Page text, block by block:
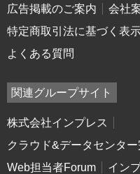
広告掲載のご案内
会社
特定商取引法に基づく表
よくある質問
関連グループサイト
株式会社インプレス
クラウド&データセンタ
Web担当者Forum
イン